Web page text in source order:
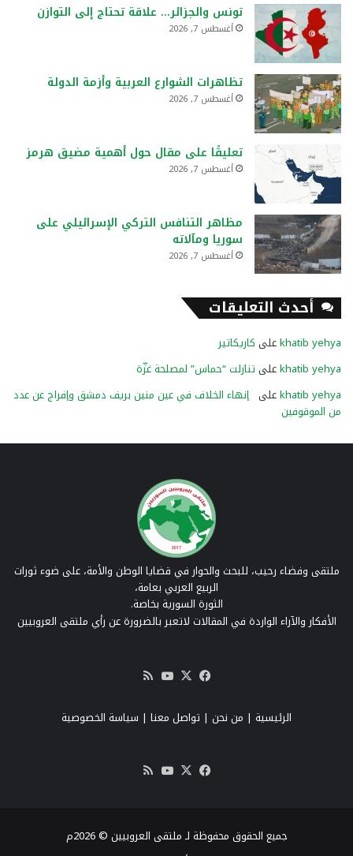
تونس والجزائر… علاقة تحتاج إلى التوازن
أغسطس 7, 2026
تظاهرات الشوارع العربية وأزمة الدولة
أغسطس 7, 2026
تعليقًا على مقال حول أهمية مضيق هرمز
أغسطس 7, 2026
مظاهر التنافس التركي الإسرائيلي على
سوريا ومآلاته
أغسطس 7, 2026
أحدث التعليقات
khatib yehyaعلى كاريكاتير
khatib yehyaعلى تنازلت “حماس” لمصلحة غزّة
khatib yehyaعلى إنهاء الخلاف في عين منين بريف دمشق وإفراج عن عدد
من الموقوفين
ملتقى وفضاء رحيب، للبحث والحوار في قضايا الوطن والأمة، على ضوء ثورات
الربيع العربي بعامة،
الثورة السورية بخاصة.
الأفكار والآراء الواردة في المقالات لاتعبر بالضرورة عن رأي ملتقى العروبيين
فيسبوك
‫X
‫YouTube
RSS
الرئيسية | من نحن | تواصل معنا | سياسة الخصوصية
فيسبوك
‫X
‫YouTube
جميع الحقوق محفوظة لـ ملتقى العروبيين © 2026م